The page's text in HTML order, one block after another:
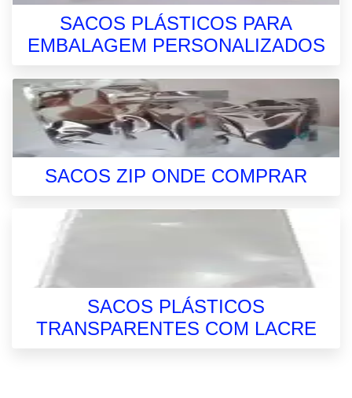
SACOS PLÁSTICOS PARA
EMBALAGEM PERSONALIZADOS
SACOS ZIP ONDE COMPRAR
SACOS PLÁSTICOS
TRANSPARENTES COM LACRE